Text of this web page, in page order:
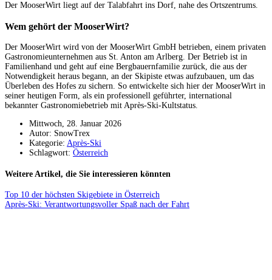
Der MooserWirt liegt auf der Talabfahrt ins Dorf, nahe des Ortszentrums.
Wem gehört der MooserWirt?
Der MooserWirt wird von der MooserWirt GmbH betrieben, einem privaten
Gastronomieunternehmen aus St. Anton am Arlberg. Der Betrieb ist in
Familienhand und geht auf eine Bergbauernfamilie zurück, die aus der
Notwendigkeit heraus begann, an der Skipiste etwas aufzubauen, um das
Überleben des Hofes zu sichern. So entwickelte sich hier der MooserWirt in
seiner heutigen Form, als ein professionell geführter, international
bekannter Gastronomiebetrieb mit Après-Ski-Kultstatus.
Mittwoch, 28. Januar 2026
Autor: SnowTrex
Kategorie: Après-Ski
Schlagwort: Österreich
Weitere Artikel, die Sie interessieren könnten
Top 10 der höchsten Skigebiete in Österreich
Après-Ski: Verantwortungsvoller Spaß nach der Fahrt